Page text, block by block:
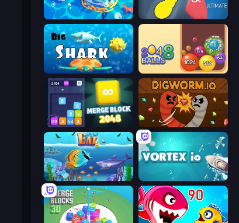
Deep Sea Duel Helix Snake
Big Shark Crazy 2048 Balls
Merge Block 2048 Digworm.io
Let Me Eat 2: Feeding Madness Vortex.io